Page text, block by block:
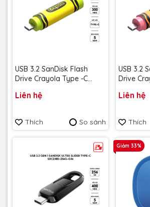
USB 3.2 SanDisk Flash
Drive Crayola Type -C
SDCZIC-128G-G46L màu
năm
Liên hệ
Thích So sánh
USB 3.2
Drive
SDCZIC-
năm
Liên hệ
Thích
Giảm 33%